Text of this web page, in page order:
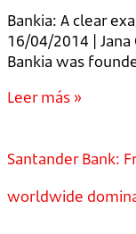
Bankia: A clear
16/04/2014 | Jana
Bankia was
Leer más »
Santander Bank:
worldwide